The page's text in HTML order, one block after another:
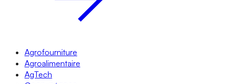
Agrofourniture
Agroalimentaire
AgTech